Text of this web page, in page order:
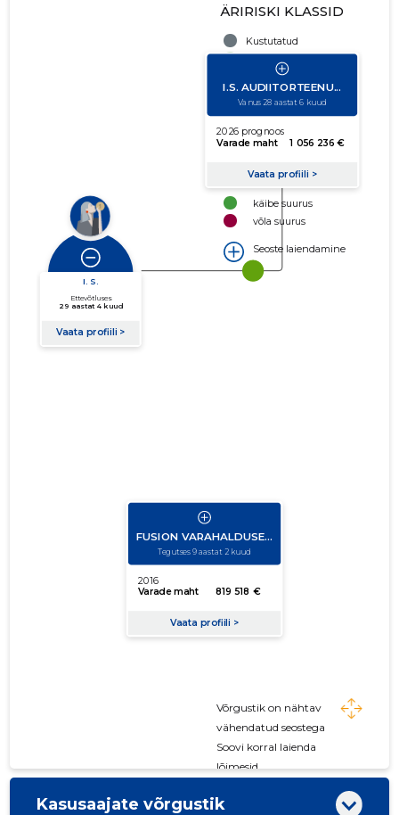
ÄRIRISKI KLASSID
Kustutatud
Usaldusväärne
Neutraalne
Piiripealne
Riskantne
Aktiivne seos
käibe suurus
võla suurus
Seoste laiendamine
Võrgustik on nähtav
vähendatud seostega
Soovi korral laienda
lõimesid
Kasusaajate võrgustik